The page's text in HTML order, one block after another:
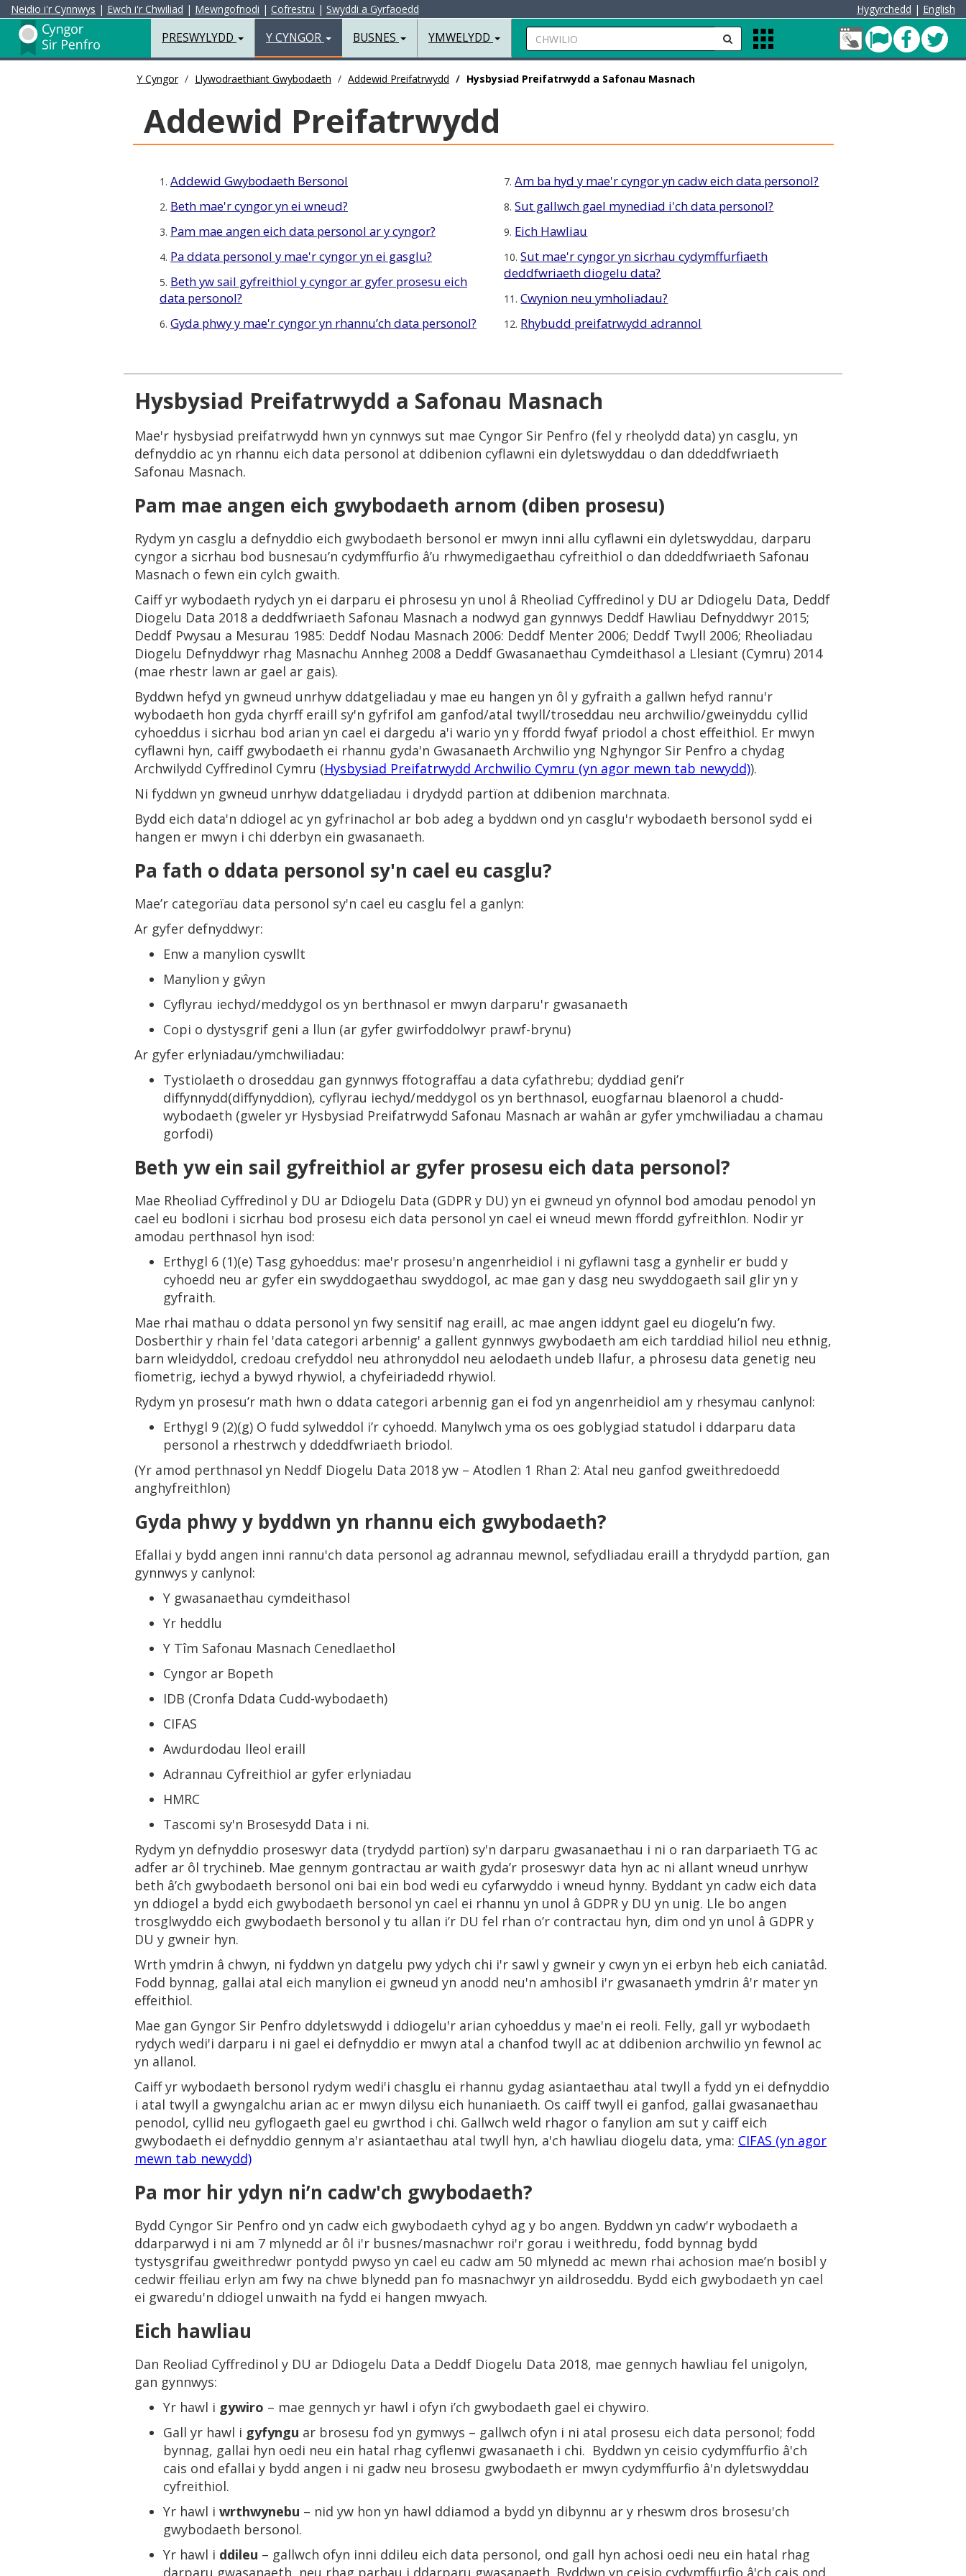
Neidio i'r Cynnwys | Ewch i'r Chwiliad | Mewngofnodi | Cofrestru | Swyddi a Gyrfaoedd Hygyrchedd | English
Preswylydd
PRESWYLYDD Y CYNGOR BUSNES YMWELYDD Chwilio anfon
Apps
Menu
Fy
NghyfrifPont
Cleddau
Y Cyngor Llywodraethiant Gwybodaeth Addewid Preifatrwydd Hysbysiad Preifatrwydd a Safonau Masnach
Addewid Preifatrwydd
1.Addewid Gwybodaeth Bersonol
2. Beth mae'r cyngor yn ei wneud?
3. Pam mae angen eich data personol ar y cyngor?
4. Pa ddata personol y mae'r cyngor yn ei gasglu?
5. Beth yw sail gyfreithiol y cyngor ar gyfer prosesu eich
data personol?
6.Gyda phwy y mae'r cyngor yn rhannu’ch data personol?
7.Am ba hyd y mae'r cyngor yn cadw eich data personol?
8.Sut gallwch gael mynediad i'ch data personol?
9. Eich Hawliau
10.Sut mae'r cyngor yn sicrhau cydymffurfiaeth
deddfwriaeth diogelu data?
11.Cwynion neu ymholiadau?
12. Rhybudd preifatrwydd adrannol
Hysbysiad Preifatrwydd a Safonau Masnach
Mae'r hysbysiad preifatrwydd hwn yn cynnwys sut mae Cyngor Sir Penfro (fel y rheolydd data) yn casglu, yn
defnyddio ac yn rhannu eich data personol at ddibenion cyflawni ein dyletswyddau o dan ddeddfwriaeth
Safonau Masnach.
Pam mae angen eich gwybodaeth arnom (diben prosesu)
Rydym yn casglu a defnyddio eich gwybodaeth bersonol er mwyn inni allu cyflawni ein dyletswyddau, darparu
cyngor a sicrhau bod busnesau’n cydymffurfio â’u rhwymedigaethau cyfreithiol o dan ddeddfwriaeth Safonau
Masnach o fewn ein cylch gwaith.
Caiff yr wybodaeth rydych yn ei darparu ei phrosesu yn unol â Rheoliad Cyffredinol y DU ar Ddiogelu Data, Deddf
Diogelu Data 2018 a deddfwriaeth Safonau Masnach a nodwyd gan gynnwys Deddf Hawliau Defnyddwyr 2015;
Deddf Pwysau a Mesurau 1985: Deddf Nodau Masnach 2006: Deddf Menter 2006; Deddf Twyll 2006; Rheoliadau
Diogelu Defnyddwyr rhag Masnachu Annheg 2008 a Deddf Gwasanaethau Cymdeithasol a Llesiant (Cymru) 2014
(mae rhestr lawn ar gael ar gais).
Byddwn hefyd yn gwneud unrhyw ddatgeliadau y mae eu hangen yn ôl y gyfraith a gallwn hefyd rannu'r
wybodaeth hon gyda chyrff eraill sy'n gyfrifol am ganfod/atal twyll/troseddau neu archwilio/gweinyddu cyllid
cyhoeddus i sicrhau bod arian yn cael ei dargedu a'i wario yn y ffordd fwyaf priodol a chost effeithiol. Er mwyn
cyflawni hyn, caiff gwybodaeth ei rhannu gyda'n Gwasanaeth Archwilio yng Nghyngor Sir Penfro a chydag
Archwilydd Cyffredinol Cymru (Hysbysiad Preifatrwydd Archwilio Cymru (yn agor mewn tab newydd)).
Ni fyddwn yn gwneud unrhyw ddatgeliadau i drydydd partïon at ddibenion marchnata.
Bydd eich data'n ddiogel ac yn gyfrinachol ar bob adeg a byddwn ond yn casglu'r wybodaeth bersonol sydd ei
hangen er mwyn i chi dderbyn ein gwasanaeth.
Pa fath o ddata personol sy'n cael eu casglu?
Mae’r categorïau data personol sy'n cael eu casglu fel a ganlyn:
Ar gyfer defnyddwyr:
Enw a manylion cyswllt
Manylion y gŵyn
Cyflyrau iechyd/meddygol os yn berthnasol er mwyn darparu'r gwasanaeth
Copi o dystysgrif geni a llun (ar gyfer gwirfoddolwyr prawf-brynu)
Ar gyfer erlyniadau/ymchwiliadau:
Tystiolaeth o droseddau gan gynnwys ffotograffau a data cyfathrebu; dyddiad geni’r
diffynnydd(diffynyddion), cyflyrau iechyd/meddygol os yn berthnasol, euogfarnau blaenorol a chudd-
wybodaeth (gweler yr Hysbysiad Preifatrwydd Safonau Masnach ar wahân ar gyfer ymchwiliadau a chamau
gorfodi)
Beth yw ein sail gyfreithiol ar gyfer prosesu eich data personol?
Mae Rheoliad Cyffredinol y DU ar Ddiogelu Data (GDPR y DU) yn ei gwneud yn ofynnol bod amodau penodol yn
cael eu bodloni i sicrhau bod prosesu eich data personol yn cael ei wneud mewn ffordd gyfreithlon. Nodir yr
amodau perthnasol hyn isod:
Erthygl 6 (1)(e) Tasg gyhoeddus: mae'r prosesu'n angenrheidiol i ni gyflawni tasg a gynhelir er budd y
cyhoedd neu ar gyfer ein swyddogaethau swyddogol, ac mae gan y dasg neu swyddogaeth sail glir yn y
gyfraith.
Mae rhai mathau o ddata personol yn fwy sensitif nag eraill, ac mae angen iddynt gael eu diogelu’n fwy.
Dosberthir y rhain fel 'data categori arbennig' a gallent gynnwys gwybodaeth am eich tarddiad hiliol neu ethnig,
barn wleidyddol, credoau crefyddol neu athronyddol neu aelodaeth undeb llafur, a phrosesu data genetig neu
fiometrig, iechyd a bywyd rhywiol, a chyfeiriadedd rhywiol.
Rydym yn prosesu’r math hwn o ddata categori arbennig gan ei fod yn angenrheidiol am y rhesymau canlynol:
Erthygl 9 (2)(g) O fudd sylweddol i’r cyhoedd. Manylwch yma os oes goblygiad statudol i ddarparu data
personol a rhestrwch y ddeddfwriaeth briodol.
(Yr amod perthnasol yn Neddf Diogelu Data 2018 yw – Atodlen 1 Rhan 2: Atal neu ganfod gweithredoedd
anghyfreithlon)
Gyda phwy y byddwn yn rhannu eich gwybodaeth?
Efallai y bydd angen inni rannu'ch data personol ag adrannau mewnol, sefydliadau eraill a thrydydd partïon, gan
gynnwys y canlynol:
Y gwasanaethau cymdeithasol
Yr heddlu
Y Tîm Safonau Masnach Cenedlaethol
Cyngor ar Bopeth
IDB (Cronfa Ddata Cudd-wybodaeth)
CIFAS
Awdurdodau lleol eraill
Adrannau Cyfreithiol ar gyfer erlyniadau
HMRC
Tascomi sy'n Brosesydd Data i ni.
Rydym yn defnyddio proseswyr data (trydydd partïon) sy'n darparu gwasanaethau i ni o ran darpariaeth TG ac
adfer ar ôl trychineb. Mae gennym gontractau ar waith gyda’r proseswyr data hyn ac ni allant wneud unrhyw
beth â’ch gwybodaeth bersonol oni bai ein bod wedi eu cyfarwyddo i wneud hynny. Byddant yn cadw eich data
yn ddiogel a bydd eich gwybodaeth bersonol yn cael ei rhannu yn unol â GDPR y DU yn unig. Lle bo angen
trosglwyddo eich gwybodaeth bersonol y tu allan i’r DU fel rhan o’r contractau hyn, dim ond yn unol â GDPR y
DU y gwneir hyn.
Wrth ymdrin â chwyn, ni fyddwn yn datgelu pwy ydych chi i'r sawl y gwneir y cwyn yn ei erbyn heb eich caniatâd.
Fodd bynnag, gallai atal eich manylion ei gwneud yn anodd neu'n amhosibl i'r gwasanaeth ymdrin â'r mater yn
effeithiol.
Mae gan Gyngor Sir Penfro ddyletswydd i ddiogelu'r arian cyhoeddus y mae'n ei reoli. Felly, gall yr wybodaeth
rydych wedi'i darparu i ni gael ei defnyddio er mwyn atal a chanfod twyll ac at ddibenion archwilio yn fewnol ac
yn allanol.
Caiff yr wybodaeth bersonol rydym wedi'i chasglu ei rhannu gydag asiantaethau atal twyll a fydd yn ei defnyddio
i atal twyll a gwyngalchu arian ac er mwyn dilysu eich hunaniaeth. Os caiff twyll ei ganfod, gallai gwasanaethau
penodol, cyllid neu gyflogaeth gael eu gwrthod i chi. Gallwch weld rhagor o fanylion am sut y caiff eich
gwybodaeth ei defnyddio gennym a'r asiantaethau atal twyll hyn, a'ch hawliau diogelu data, yma: CIFAS (yn agor
mewn tab newydd)
Pa mor hir ydyn ni’n cadw'ch gwybodaeth?
Bydd Cyngor Sir Penfro ond yn cadw eich gwybodaeth cyhyd ag y bo angen. Byddwn yn cadw'r wybodaeth a
ddarparwyd i ni am 7 mlynedd ar ôl i'r busnes/masnachwr roi'r gorau i weithredu, fodd bynnag bydd
tystysgrifau gweithredwr pontydd pwyso yn cael eu cadw am 50 mlynedd ac mewn rhai achosion mae’n bosibl y
cedwir ffeiliau erlyn am fwy na chwe blynedd pan fo masnachwyr yn aildroseddu. Bydd eich gwybodaeth yn cael
ei gwaredu'n ddiogel unwaith na fydd ei hangen mwyach.
Eich hawliau
Dan Reoliad Cyffredinol y DU ar Ddiogelu Data a Deddf Diogelu Data 2018, mae gennych hawliau fel unigolyn,
gan gynnwys:
Yr hawl i gywiro – mae gennych yr hawl i ofyn i’ch gwybodaeth gael ei chywiro.
Gall yr hawl i gyfyngu ar brosesu fod yn gymwys – gallwch ofyn i ni atal prosesu eich data personol; fodd
bynnag, gallai hyn oedi neu ein hatal rhag cyflenwi gwasanaeth i chi. Byddwn yn ceisio cydymffurfio â'ch
cais ond efallai y bydd angen i ni gadw neu brosesu gwybodaeth er mwyn cydymffurfio â'n dyletswyddau
cyfreithiol.
Yr hawl i wrthwynebu – nid yw hon yn hawl ddiamod a bydd yn dibynnu ar y rheswm dros brosesu'ch
gwybodaeth bersonol.
Yr hawl i ddileu – gallwch ofyn inni ddileu eich data personol, ond gall hyn achosi oedi neu ein hatal rhag
darparu gwasanaeth, neu rhag parhau i ddarparu gwasanaeth. Byddwn yn ceisio cydymffurfio â'ch cais ond